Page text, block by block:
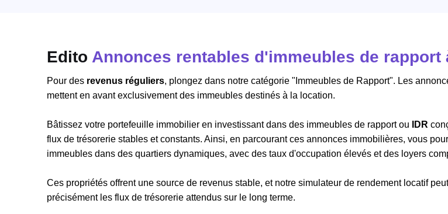
Edito Annonces rentables d'immeubles de rapport
Pour des revenus réguliers, plongez dans notre catégorie "Immeubles de Rapport". Les
mettent en avant exclusivement des immeubles destinés à la location.
Bâtissez votre portefeuille immobilier en investissant dans des immeubles de rapport ou IDR
flux de trésorerie stables et constants. Ainsi, en parcourant ces annonces immobilières, vous
immeubles dans des quartiers dynamiques, avec des taux d'occupation élevés et des loyers
Ces propriétés offrent une source de revenus stable, et notre simulateur de rendement locatif
précisément les flux de trésorerie attendus sur le long terme.